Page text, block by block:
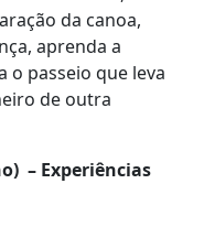
da canoa,
aprenda a
o passeio que leva
de outra
– Experiências